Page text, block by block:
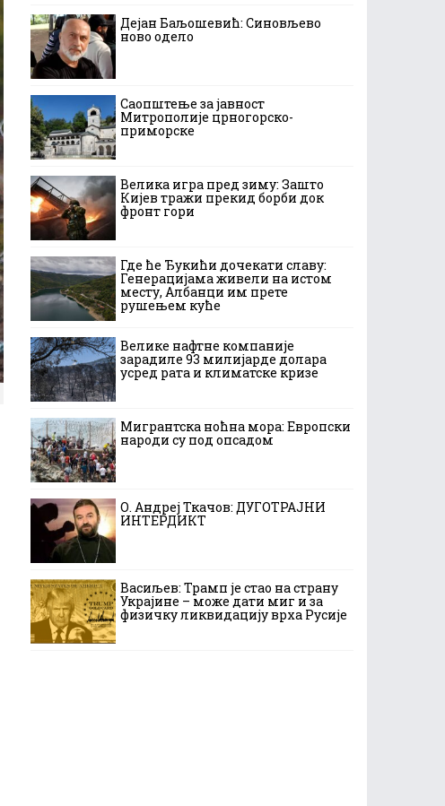
Дејан Баљошевић: Синовљево
ново одело
Саопштење за јавност
Митрополије црногорско-
приморске
Велика игра пред зиму: Зашто
Кијев тражи прекид борби док
фронт гори
Где ће Ђукићи дочекати славу:
Генерацијама живели на истом
месту, Албанци им прете
рушењем куће
Велике нафтне компаније
зарадиле 93 милијарде долара
усред рата и климатске кризе
Мигрантска ноћна мора: Европски
народи су под опсадом
О. Андреј Ткачов: ДУГОТРАЈНИ
ИНТЕРДИКТ
Васиљев: Трамп је стао на страну
Украјине – може дати миг и за
физичку ликвидацију врха Русије